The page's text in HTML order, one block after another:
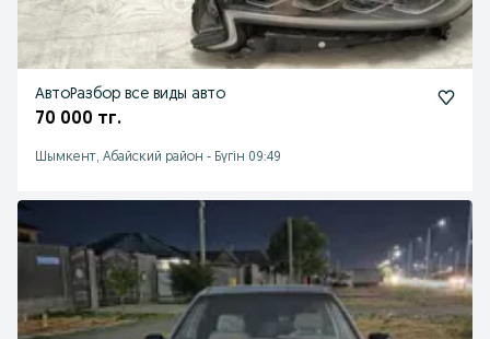
АвтоРазбор все виды авто
70 000 тг.
Шымкент, Абайский район - Бүгін 09:49